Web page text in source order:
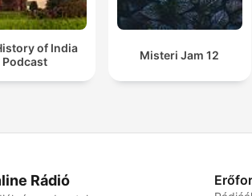
of India
Podcast
Misteri Jam 12
Rádió